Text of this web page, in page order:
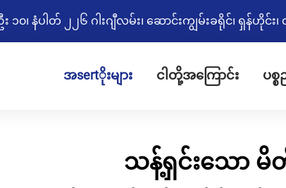
၀၊ နံပါတ် ၂၂၆ ဂါးဂျီလမ်း၊ ဆောင်းကျွမ်းခရိုင်၊ ရှန်ဟိုင်း
အsertိုးများ ငါတို့အကြောင်း ပစ္စ
သန့်ရှင်းသော မိ